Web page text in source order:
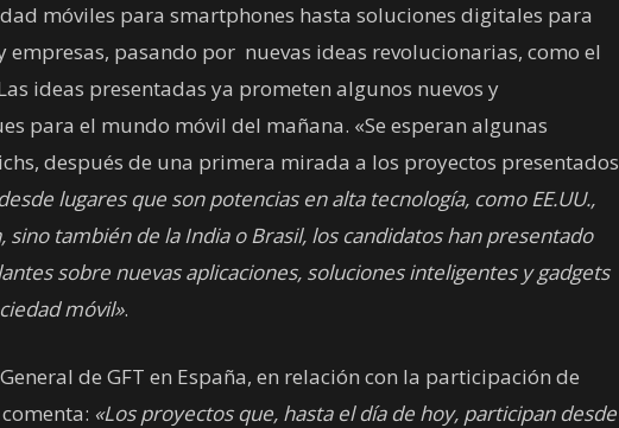
móviles para smartphones hasta soluciones digitales para
empresas, pasando por nuevas ideas revolucionarias, como el
ideas presentadas ya prometen algunos nuevos y
para el mundo móvil del mañana. «Se esperan algunas
después de una primera mirada a los proyectos presentados
lugares que son potencias en alta tecnología, como EE.UU.,
sino también de la India o Brasil, los candidatos han presentado
sobre nuevas aplicaciones, soluciones inteligentes y gadgets
móvil».
de GFT en España, en relación con la participación de
«Los proyectos que, hasta el día de hoy, participan desde